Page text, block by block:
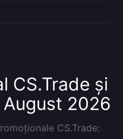
CS.Trade și
2026
CS.Trade: